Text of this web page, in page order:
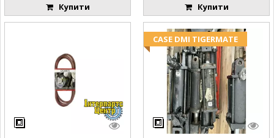
Купити Купити
CASE DMI TIGERMATE